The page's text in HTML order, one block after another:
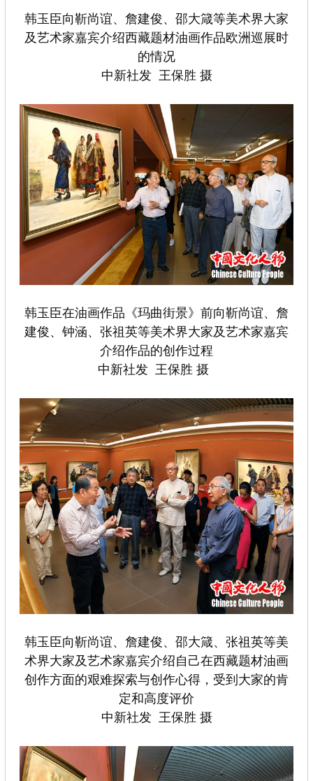
韩玉臣向靳尚谊、詹建俊、邵大箴等美术界大家
及艺术家嘉宾介绍西藏题材油画作品欧洲巡展时
的情况
中新社发 王保胜 摄
韩玉臣在油画作品《玛曲街景》前向靳尚谊、詹
建俊、钟涵、张祖英等美术界大家及艺术家嘉宾
介绍作品的创作过程
中新社发 王保胜 摄
韩玉臣向靳尚谊、詹建俊、邵大箴、张祖英等美
术界大家及艺术家嘉宾介绍自己在西藏题材油画
创作方面的艰难探索与创作心得，受到大家的肯
定和高度评价
中新社发 王保胜 摄